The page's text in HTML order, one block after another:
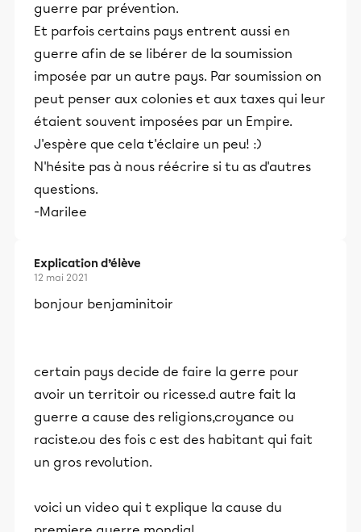
guerre par prévention.
Et parfois certains pays entrent aussi en
guerre afin de se libérer de la soumission
imposée par un autre pays. Par soumission on
peut penser aux colonies et aux taxes qui leur
étaient souvent imposées par un Empire.
J'espère que cela t'éclaire un peu! :)
N'hésite pas à nous réécrire si tu as d'autres
questions.
-Marilee
Explication d’élève
12 mai 2021
bonjour benjaminitoir
certain pays decide de faire la gerre pour
avoir un territoir ou ricesse.d autre fait la
guerre a cause des religions,croyance ou
raciste.ou des fois c est des habitant qui fait
un gros revolution.
voici un video qui t explique la cause du